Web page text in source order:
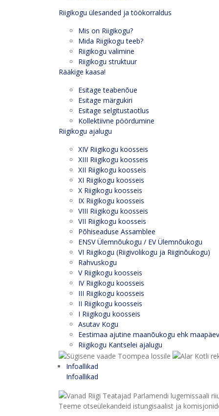
Riigikogu ülesanded ja töökorraldus
Mis on Riigikogu?
Mida Riigikogu teeb?
Riigikogu valimine
Riigikogu struktuur
Rääkige kaasa!
Esitage teabenõue
Esitage märgukiri
Esitage selgitustaotlus
Kollektiivne pöördumine
Riigikogu ajalugu
XIV Riigikogu koosseis
XIII Riigikogu koosseis
XII Riigikogu koosseis
XI Riigikogu koosseis
X Riigikogu koosseis
IX Riigikogu koosseis
VIII Riigikogu koosseis
VII Riigikogu koosseis
Põhiseaduse Assamblee
ENSV Ülemnõukogu / EV Ülemnõukogu
VI Riigikogu (Riigivolikogu ja Riiginõukogu)
Rahvuskogu
V Riigikogu koosseis
IV Riigikogu koosseis
III Riigikogu koosseis
II Riigikogu koosseis
I Riigikogu koosseis
Asutav Kogu
Eestimaa ajutine maanõukogu ehk maapäev
Riigikogu Kantselei ajalugu
Infoallikad
Infoallikad
Teeme otseülekandeid istungisaalist ja